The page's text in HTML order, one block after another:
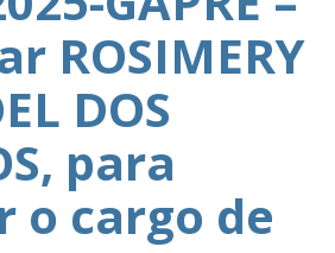
ROSIMERY
DOS
para
o cargo de